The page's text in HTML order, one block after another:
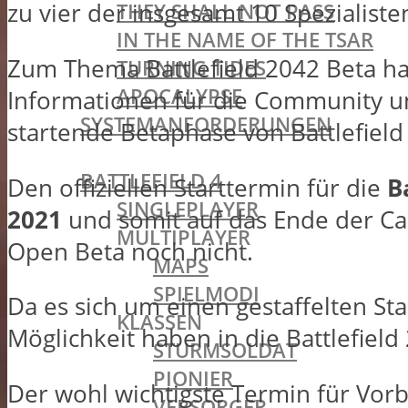
THEY SHALL NOT PASS
IN THE NAME OF THE TSAR
TURNING TIDES
APOCALYPSE
SYSTEMANFORDERUNGEN
BATTLEFIELD OLDIES
BATTLEFIELD 4
SINGLEPLAYER
MULTIPLAYER
MAPS
SPIELMODI
KLASSEN
STURMSOLDAT
PIONIER
zu vier der insgesamt 10
Zum Thema Battlefield 2042 Beta
Informationen für die Community
startende Betaphase von Battlefield
Den offiziellen Starttermin für die
2021 und somit auf das Ende der
Open Beta noch nicht.
Da es sich um einen gestaffelten
Möglichkeit haben in die Battlefield
Der wohl wichtigste Termin für